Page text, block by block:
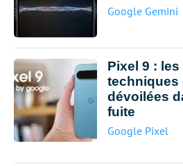
Google Gemini
Pixel 9 :
techniques
dévoilées
fuite
Google Pixel